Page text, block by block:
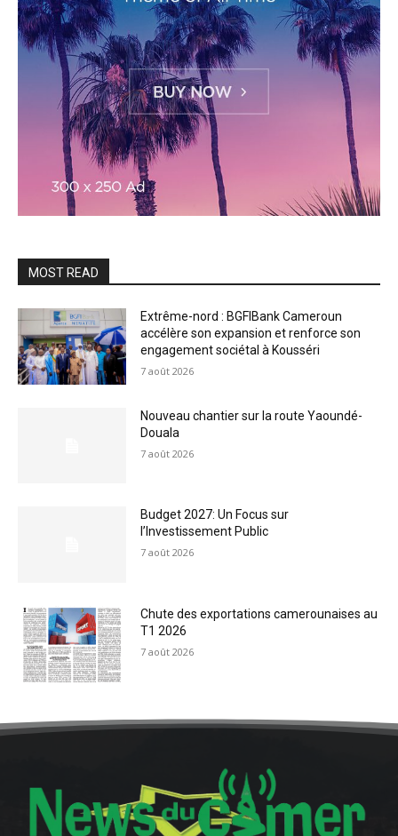
MOST READ
Extrême-nord : BGFIBank Cameroun
accélère son expansion et renforce son
engagement sociétal à Kousséri
7 août 2026
Nouveau chantier sur la route Yaoundé-
Douala
7 août 2026
Budget 2027: Un Focus sur
l’Investissement Public
7 août 2026
Chute des exportations camerounaises au
T1 2026
7 août 2026